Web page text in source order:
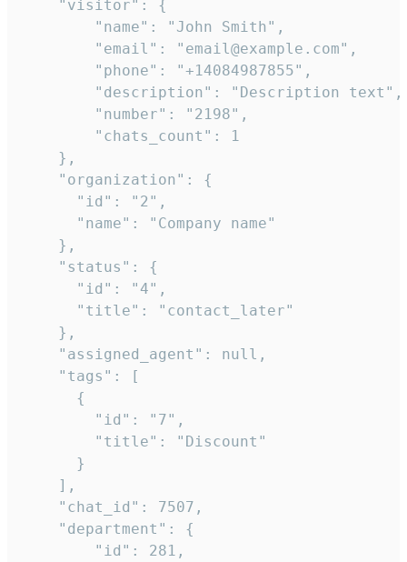
    "visitor": {
        "name": "John Smith",
        "email": "email@example.com",
        "phone": "+14084987855",
        "description": "Description text",
        "number": "2198",
        "chats_count": 1
    },
    "organization": {
      "id": "2",
      "name": "Company name"
    },
    "status": {
      "id": "4",
      "title": "contact_later"
    },
    "assigned_agent": null,
    "tags": [
      {
        "id": "7",
        "title": "Discount"
      }
    ],
    "chat_id": 7507,
    "department": {
        "id": 281,